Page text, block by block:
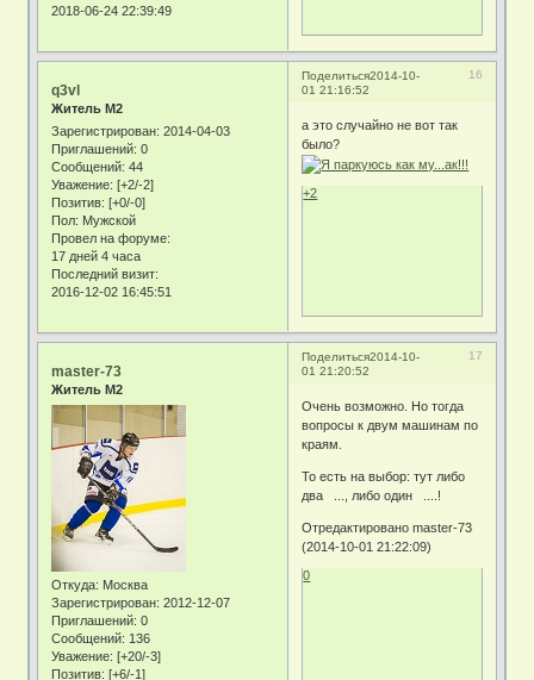
2018-06-24 22:39:49
Поделиться 16
2014-10-
01 21:16:52
q3vl
Житель М2
Зарегистрирован: 2014-04-03
Приглашений: 0
Сообщений: 44
Уважение: [+2/-2]
Позитив: [+0/-0]
Пол: Мужской
Провел на форуме:
17 дней 4 часа
Последний визит:
2016-12-02 16:45:51
а это случайно не вот так
было?
+2
Поделиться 17
2014-10-
01 21:20:52
master-73
Житель М2
Откуда: Москва
Зарегистрирован: 2012-12-07
Приглашений: 0
Сообщений: 136
Уважение: [+20/-3]
Позитив: [+6/-1]
Очень возможно. Но тогда
вопросы к двум машинам по
краям.
То есть на выбор: тут либо
два ..., либо один ....!
Отредактировано master-73
(2014-10-01 21:22:09)
0